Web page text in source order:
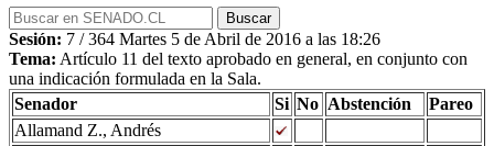
Sesión: 7 / 364 Martes 5 de Abril de 2016 a las 18:26
Tema: Artículo 11 del texto aprobado en general, en conjunto con
una indicación formulada en la Sala.
Senador
Si No Abstención
Pareo
Allamand Z., Andrés